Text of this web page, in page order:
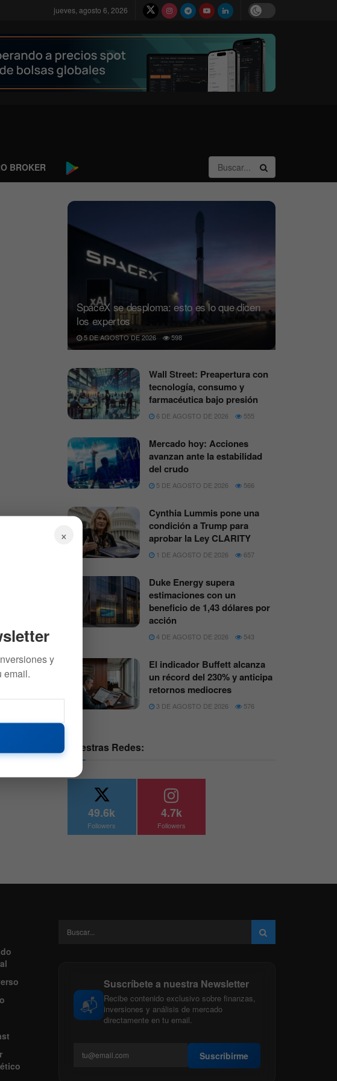
jueves, agosto 6, 2026
BROKER
SpaceX se desploma: esto es lo que dicen
los expertos
5 DE AGOSTO DE 2026 598
Wall Street: Preapertura con
tecnología, consumo y
farmacéutica bajo presión
6 DE AGOSTO DE 2026 555
Mercado hoy: Acciones
avanzan ante la estabilidad
del crudo
5 DE AGOSTO DE 2026 566
Cynthia Lummis pone una
condición a Trump para
aprobar la Ley CLARITY
1 DE AGOSTO DE 2026 657
Duke Energy supera
estimaciones con un
beneficio de 1,43 dólares por
acción
4 DE AGOSTO DE 2026 543
El indicador Buffett alcanza
un récord del 230% y anticipa
retornos mediocres
3 DE AGOSTO DE 2026 576
Nuestras Redes:
49.6k
Followers
4.7k
Followers
📬
Suscríbete a nuestra Newsletter
Recibe contenido exclusivo sobre finanzas,
inversiones y análisis de mercado
directamente en tu email.
Suscribirme
×
y
email.